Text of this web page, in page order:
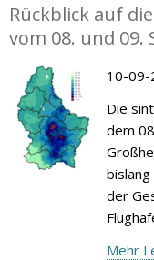
Rückblick auf
vom 08. und 09.
10-09-
Die
dem
der
Mehr